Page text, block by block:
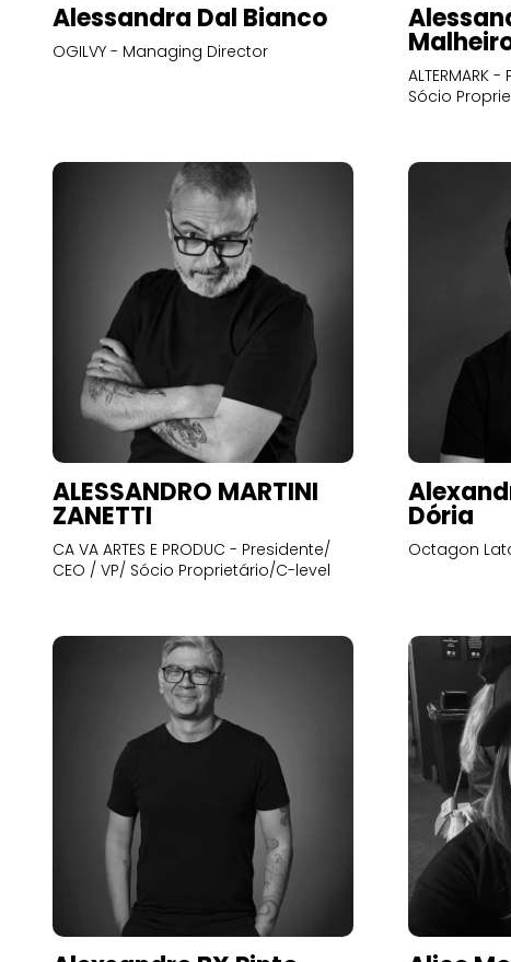
Alessandra Dal Bianco
OGILVY - Managing Director
ALTERMARK
Sócio
ALESSANDRO MARTINI
ZANETTI
CA VA ARTES E PRODUC - Presidente/
CEO / VP/ Sócio Proprietário/C-level
Dória
Octagon